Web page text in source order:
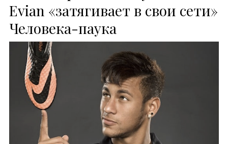
Evian «затягивает в свои сети»
Человека-паука